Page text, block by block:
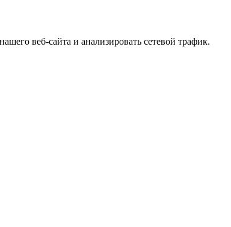
веб-сайта и анализировать сетевой трафик.